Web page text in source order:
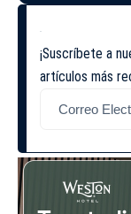
¡Suscríbete a
artículos más